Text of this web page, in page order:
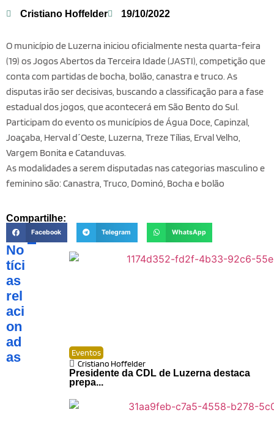
Cristiano Hoffelder 19/10/2022
O município de Luzerna iniciou oficialmente nesta quarta-feira
(19) os Jogos Abertos da Terceira Idade (JASTI), competição que
conta com partidas de bocha, bolão, canastra e truco. As
disputas irão ser decisivas, buscando a classificação para a fase
estadual dos jogos, que acontecerá em São Bento do Sul.
Participam do evento os municípios de Água Doce, Capinzal,
Joaçaba, Herval d´Oeste, Luzerna, Treze Tílias, Erval Velho,
Vargem Bonita e Catanduvas.
As modalidades a serem disputadas nas categorias masculino e
feminino são: Canastra, Truco, Dominó, Bocha e bolão
Compartilhe:
Facebook Telegram WhatsApp
No
tíci
as
rel
aci
on
ad
as
Eventos
Cristiano Hoffelder
Presidente da CDL de Luzerna destaca
prepa...